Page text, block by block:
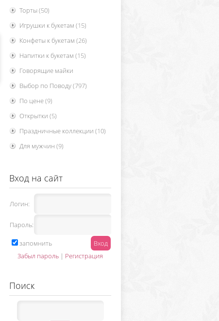
Торты(50)
Игрушки к букетам (15)
Конфеты к букетам (26)
Напитки к букетам (15)
Говорящие майки
Выбор по Поводу(797)
По цене(9)
Открытки (5)
Праздничные коллекции (10)
Для мужчин (9)
Вход на сайт
Логин:
Пароль:
запомнить
Забыл пароль | Регистрация
Поиск